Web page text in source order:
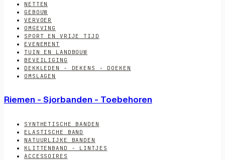
NETTEN
GEBOUW
VERVOER
OMGEVING
SPORT EN VRIJE TIJD
EVENEMENT
TUIN EN LANDBOUW
BEVEILIGING
DEKKLEDEN - DEKENS - DOEKEN
OMSLAGEN
Riemen - Sjorbanden - Toebehoren
SYNTHETISCHE BANDEN
ELASTISCHE BAND
NATUURLIJKE BANDEN
KLITTENBAND - LINTJES
ACCESSOIRES